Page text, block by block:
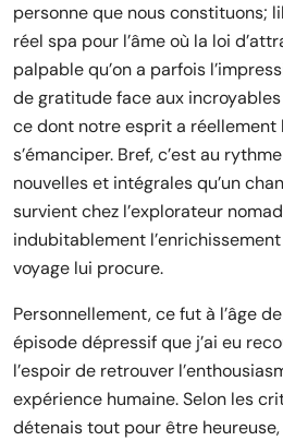
personne que nous constituons;
réel spa pour l’âme où la loi
palpable qu’on a parfois
de gratitude face aux
ce dont notre esprit a réellement
s’émanciper. Bref, c’est au
nouvelles et intégrales qu’un
survient chez l’explorateur
indubitablement
voyage lui procure.
Personnellement, ce fut à l’âge
épisode dépressif que j’ai eu
l’espoir de retrouver
expérience humaine. Selon les
détenais tout pour être